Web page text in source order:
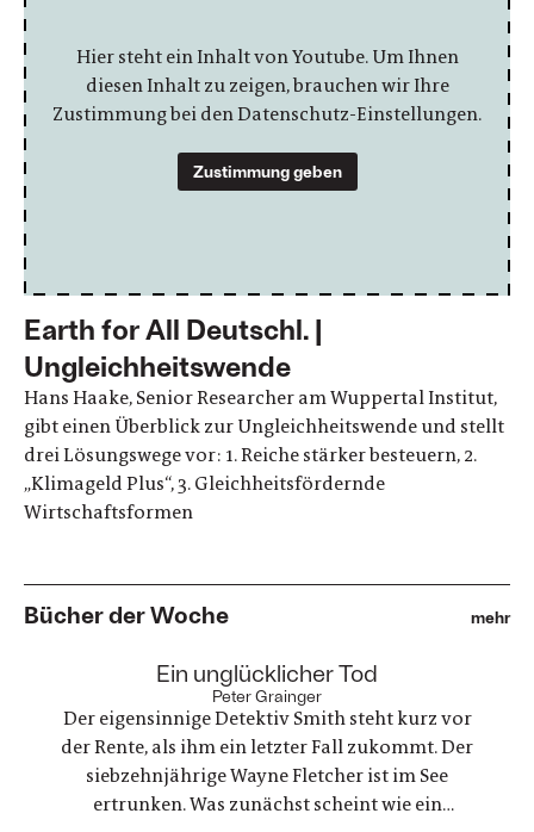
Hier steht ein Inhalt von Youtube. Um Ihnen
diesen Inhalt zu zeigen, brauchen wir Ihre
Zustimmung bei den Datenschutz-Einstellungen.
Zustimmung geben
Earth for All Deutschl. |
Ungleichheitswende
Hans Haake, Senior Researcher am Wuppertal Institut,
gibt einen Überblick zur Ungleichheitswende und stellt
drei Lösungswege vor: 1. Reiche stärker besteuern, 2.
„Klimageld Plus“, 3. Gleichheitsfördernde
Wirtschaftsformen
Bücher der Woche mehr
Ein unglücklicher Tod
Peter Grainger
Der eigensinnige Detektiv Smith steht kurz vor
der Rente, als ihm ein letzter Fall zukommt. Der
siebzehnjährige Wayne Fletcher ist im See
ertrunken. Was zunächst scheint wie ein